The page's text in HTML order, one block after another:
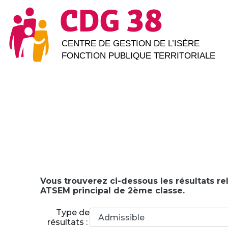
Vous trouverez ci-dessous les résultats
ATSEM principal de 2ème classe.
Type de
résultats :